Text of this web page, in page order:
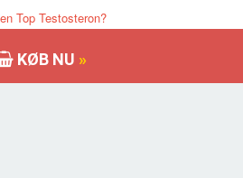
KØB NU »
Top Testosteron?
& Safe Testotestrone Booster